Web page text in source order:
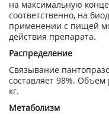
на максимальную
соответственно, на
применении с пищей
действия препарата.
Распределение
Связывание
составляет 98%. Объем
кг.
Метаболизм